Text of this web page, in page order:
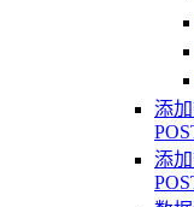
添
添